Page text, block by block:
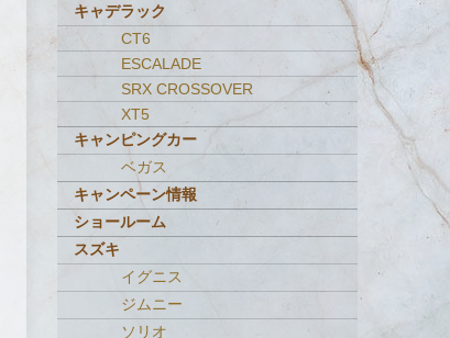
キャデラック
CT6
ESCALADE
SRX CROSSOVER
XT5
キャンピングカー
ベガス
キャンペーン情報
ショールーム
スズキ
イグニス
ジムニー
ソリオ